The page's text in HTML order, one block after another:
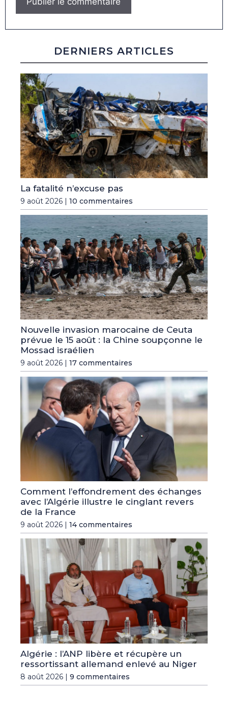
DERNIERS ARTICLES
La fatalité n’excuse pas
9 août 2026 | 10 commentaires
Nouvelle invasion marocaine de Ceuta
prévue le 15 août : la Chine soupçonne le
Mossad israélien
9 août 2026 | 17 commentaires
Comment l’effondrement des échanges
avec l’Algérie illustre le cinglant revers
de la France
9 août 2026 | 14 commentaires
Algérie : l’ANP libère et récupère un
ressortissant allemand enlevé au Niger
8 août 2026 | 9 commentaires